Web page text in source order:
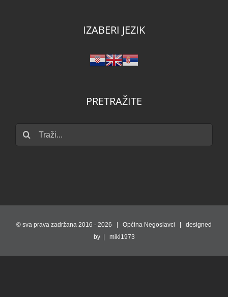
IZABERI JEZIK
PRETRAŽITE
Traži...
© sva prava zadržana 2016 - 2026 | Općina Negoslavci | designed
by | miki1973